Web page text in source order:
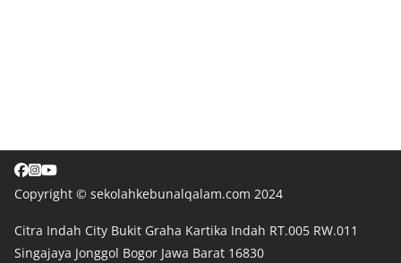
Copyright © sekolahkebunalqalam.com 2024
Citra Indah City Bukit Graha Kartika Indah RT.005 RW.011
Singajaya Jonggol Bogor Jawa Barat 16830